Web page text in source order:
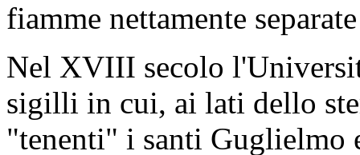
fiamme nettamente
Nel XVIII secolo
sigilli in cui, ai lati dello
"tenenti" i santi Guglielmo